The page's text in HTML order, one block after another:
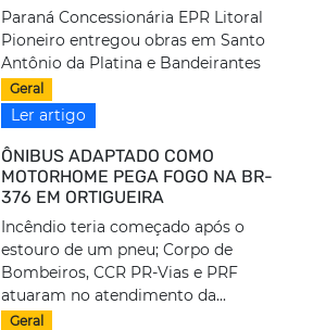
Paraná Concessionária EPR Litoral
Pioneiro entregou obras em Santo
Antônio da Platina e Bandeirantes
Geral
Ler artigo
ÔNIBUS ADAPTADO COMO
MOTORHOME PEGA FOGO NA BR-
376 EM ORTIGUEIRA
Incêndio teria começado após o
estouro de um pneu; Corpo de
Bombeiros, CCR PR-Vias e PRF
atuaram no atendimento da...
Geral